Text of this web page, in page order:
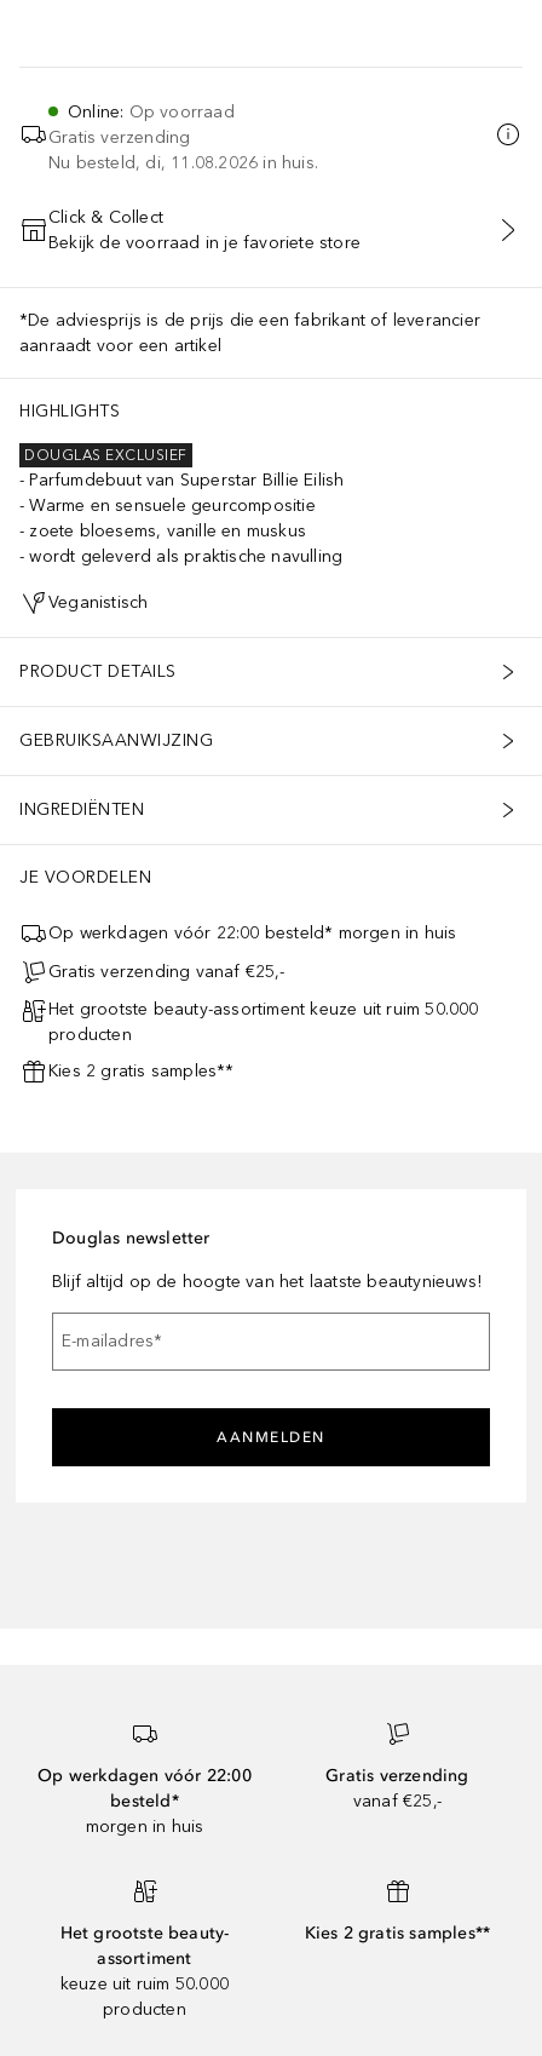
Online: Op voorraad
Gratis verzending
Nu besteld, di, 11.08.2026 in huis.
VOEG TOE AAN WINKELMANDJE
Click & Collect
Bekijk de voorraad in je favoriete store
*De adviesprijs is de prijs die een fabrikant of leverancier
aanraadt voor een artikel
HIGHLIGHTS
DOUGLAS EXCLUSIEF
Parfumdebuut van Superstar Billie Eilish
Warme en sensuele geurcompositie
zoete bloesems, vanille en muskus
wordt geleverd als praktische navulling
Veganistisch
PRODUCT DETAILS
GEBRUIKSAANWIJZING
INGREDIËNTEN
JE VOORDELEN
Op werkdagen vóór 22:00 besteld* morgen in huis
Gratis verzending vanaf €25,-
Het grootste beauty-assortiment keuze uit ruim 50.000
producten
Kies 2 gratis samples**
Douglas newsletter
Blijf altijd op de hoogte van het laatste beautynieuws!
E-mailadres*
AANMELDEN
Op werkdagen vóór 22:00
besteld*
morgen in huis
Gratis verzending
vanaf €25,-
Het grootste beauty-
assortiment
keuze uit ruim 50.000
producten
Kies 2 gratis samples**